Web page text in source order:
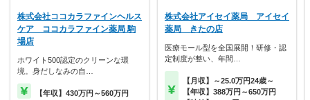
株式会社ココカラファインヘルス
ケア ココカラファイン薬局 駒
場店
ホワイト500認定のクリーンな環
境。身だしなみの自…
【年収】430万円～560万円
株式会社アイセイ薬局 アイセイ
薬局 きたの店
医療モール型を全国展開！研修・認
定制度が整い、年間…
【月収】～25.0万円24歳～
【年収】388万円～650万円